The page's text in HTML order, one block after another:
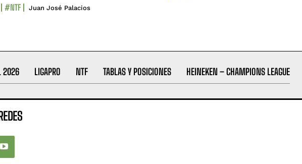
#NTF Juan José Palacios
2026 LIGAPRO NTF TABLAS Y POSICIONES HEINEKEN – CHAMPIONS LEAGUE